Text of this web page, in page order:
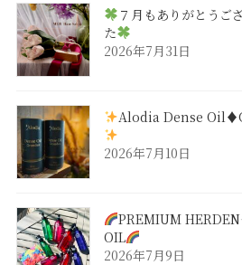
７月もありがとうご
た
2026年7月31日
Alodia Dense
2026年7月10日
PREMIUM
OIL
2026年7月9日